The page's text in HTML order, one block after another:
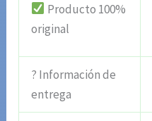
Producto 100%
original
? Información de
entrega